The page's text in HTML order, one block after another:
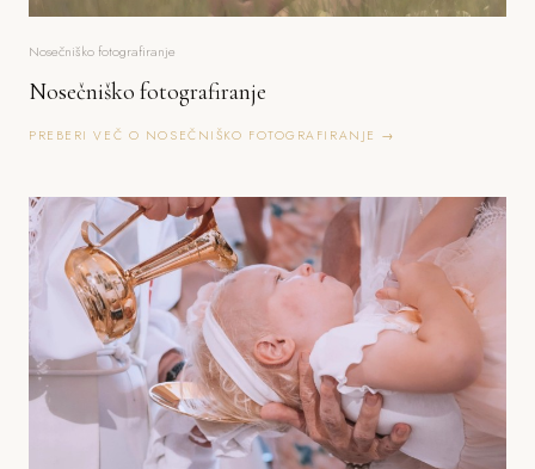
Nosečniško fotografiranje
Nosečniško fotografiranje
PREBERI VEČ O NOSEČNIŠKO FOTOGRAFIRANJE →